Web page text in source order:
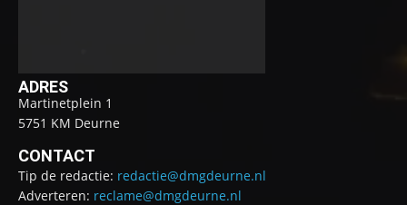
ADRES
Martinetplein 1
5751 KM Deurne
CONTACT
Tip de redactie: redactie@dmgdeurne.nl
Adverteren: reclame@dmgdeurne.nl